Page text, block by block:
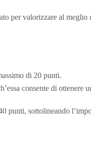
per valorizzare al meglio
di 20 punti.
consente di ottenere
punti, sottolineando